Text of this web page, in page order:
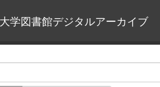
学図書館デジタルアーカイブ